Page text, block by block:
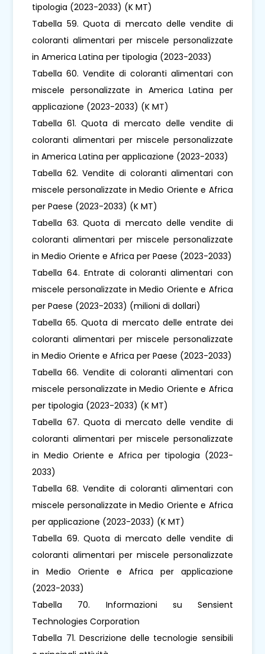
tipologia (2023-2033) (K MT)
Tabella 59. Quota di mercato delle vendite di
coloranti alimentari per miscele personalizzate
in America Latina per tipologia (2023-2033)
Tabella 60. Vendite di coloranti alimentari con
miscele personalizzate in America Latina per
applicazione (2023-2033) (K MT)
Tabella 61. Quota di mercato delle vendite di
coloranti alimentari per miscele personalizzate
in America Latina per applicazione (2023-2033)
Tabella 62. Vendite di coloranti alimentari con
miscele personalizzate in Medio Oriente e Africa
per Paese (2023-2033) (K MT)
Tabella 63. Quota di mercato delle vendite di
coloranti alimentari per miscele personalizzate
in Medio Oriente e Africa per Paese (2023-2033)
Tabella 64. Entrate di coloranti alimentari con
miscele personalizzate in Medio Oriente e Africa
per Paese (2023-2033) (milioni di dollari)
Tabella 65. Quota di mercato delle entrate dei
coloranti alimentari per miscele personalizzate
in Medio Oriente e Africa per Paese (2023-2033)
Tabella 66. Vendite di coloranti alimentari con
miscele personalizzate in Medio Oriente e Africa
per tipologia (2023-2033) (K MT)
Tabella 67. Quota di mercato delle vendite di
coloranti alimentari per miscele personalizzate
in Medio Oriente e Africa per tipologia (2023-
2033)
Tabella 68. Vendite di coloranti alimentari con
miscele personalizzate in Medio Oriente e Africa
per applicazione (2023-2033) (K MT)
Tabella 69. Quota di mercato delle vendite di
coloranti alimentari per miscele personalizzate
in Medio Oriente e Africa per applicazione
(2023-2033)
Tabella 70. Informazioni su Sensient
Technologies Corporation
Tabella 71. Descrizione delle tecnologie sensibili